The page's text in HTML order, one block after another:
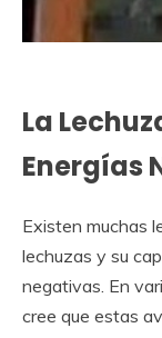
La
Energías
Existen muchas
lechuzas y su
negativas. En
cree que estas